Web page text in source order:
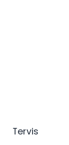
Tervis